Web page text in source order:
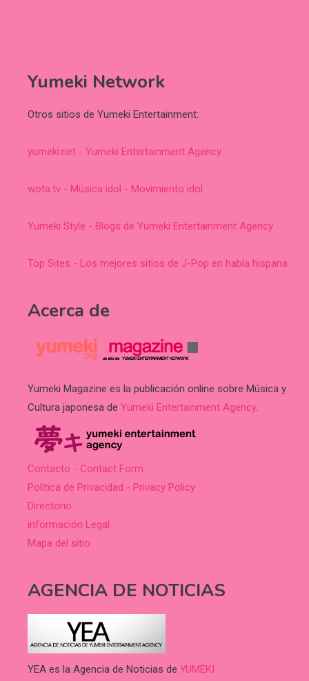
Yumeki Network
Otros sitios de Yumeki Entertainment:
yumeki.net - Yumeki Entertainment Agency
wota.tv - Música idol - Movimiento idol
Yumeki Style - Blogs de Yumeki Entertainment Agency
Top Sites - Los mejores sitios de J-Pop en habla hispana
Acerca de
Yumeki Magazine es la publicación online sobre Música y
Cultura japonesa de Yumeki Entertainment Agency.
Contacto - Contact Form
Política de Privacidad - Privacy Policy
Directorio
información Legal
Mapa del sitio
AGENCIA DE NOTICIAS
YEA es la Agencia de Noticias de YUMEKI